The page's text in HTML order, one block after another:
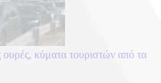
κύματα τουριστών από τα